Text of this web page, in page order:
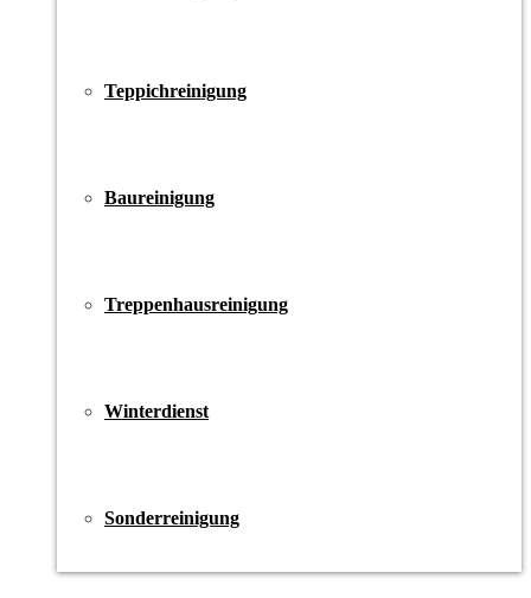
Teppichreinigung
Baureinigung
Treppenhausreinigung
Winterdienst
Sonderreinigung